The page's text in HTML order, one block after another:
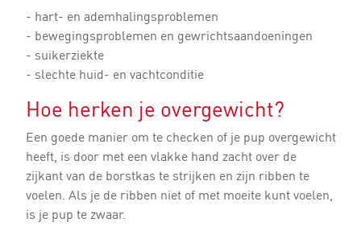
- hart- en ademhalingsproblemen
- bewegingsproblemen en gewrichtsaandoeningen
- suikerziekte
- slechte huid- en vachtconditie
Hoe herken je overgewicht?
Een goede manier om te checken of je pup overgewicht
heeft, is door met een vlakke hand zacht over de
zijkant van de borstkas te strijken en zijn ribben te
voelen. Als je de ribben niet of met moeite kunt voelen,
is je pup te zwaar.